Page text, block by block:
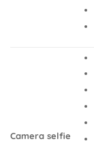
Camera selfie